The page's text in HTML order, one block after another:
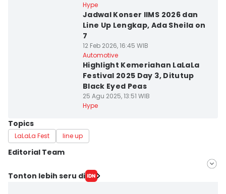
Hype
Jadwal Konser IIMS 2026 dan
Line Up Lengkap, Ada Sheila on
7
12 Feb 2026, 16:45 WIB
Automotive
Highlight Kemeriahan LaLaLa
Festival 2025 Day 3, Ditutup
Black Eyed Peas
25 Agu 2025, 13:51 WIB
Hype
Topics
LaLaLa Fest line up
Editorial Team
Editor
Tonton lebih seru di